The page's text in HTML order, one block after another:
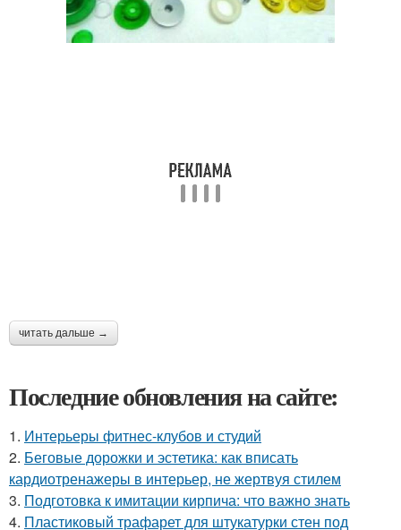
читать дальше →
Последние обновления на сайте:
1. Интерьеры фитнес-клубов и студий
2. Беговые дорожки и эстетика: как вписать
кардиотренажеры в интерьер, не жертвуя стилем
3. Подготовка к имитации кирпича: что важно знать
4. Пластиковый трафарет для штукатурки стен под